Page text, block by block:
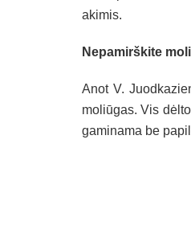
akimis.
Nepamirškite
Anot V.
moliūgas. Vis
gaminama be